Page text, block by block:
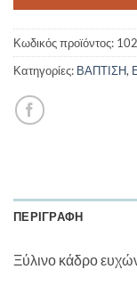
Κωδικός προϊόντος:
Κατηγορίες: ΒΑΠΤΙΣΗ,
ΠΕΡΙΓΡΑΦΉ
Ξύλινο κάδρο